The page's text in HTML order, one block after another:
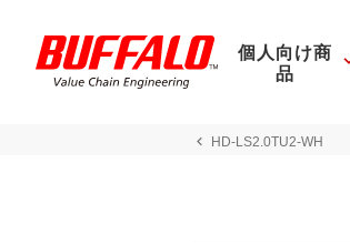
個人向け商
品
HD-LS2.0TU2-WH